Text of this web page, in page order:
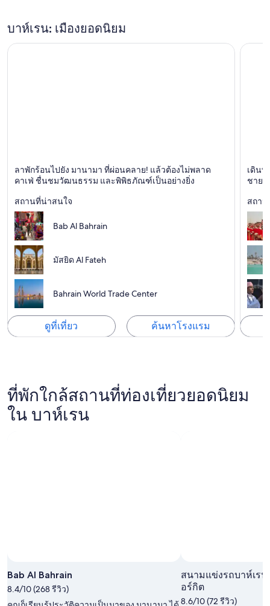
บาห์เรน: เมืองยอดนิยม
มานามา
ช้อปปิ้ง, ความบันเทิง, คาเฟ่
ลาพักร้อนไปยัง มานามา ที่ผ่อนคลาย! แล้วต้องไม่พลาด
คาเฟ่ ชื่นชมวัฒนธรรม และพิพิธภัณฑ์เป็นอย่างยิ่ง
สถานที่น่าสนใจ
Bab Al Bahrain
มัสยิด Al Fateh
Bahrain World Trade Center
ดูที่เที่ยว ค้นหาโรงแรม
Zallaq
ชาย
เดินท
ชายห
สถา
ที่พักใกล้สถานที่ท่องเที่ยวยอดนิยม
ใน บาห์เรน
Bab Al Bahrain
8.4/10 (268 รีวิว)
สนามแข่งรถบาห์เร
อร์กิต
8.6/10 (72 รีวิว)